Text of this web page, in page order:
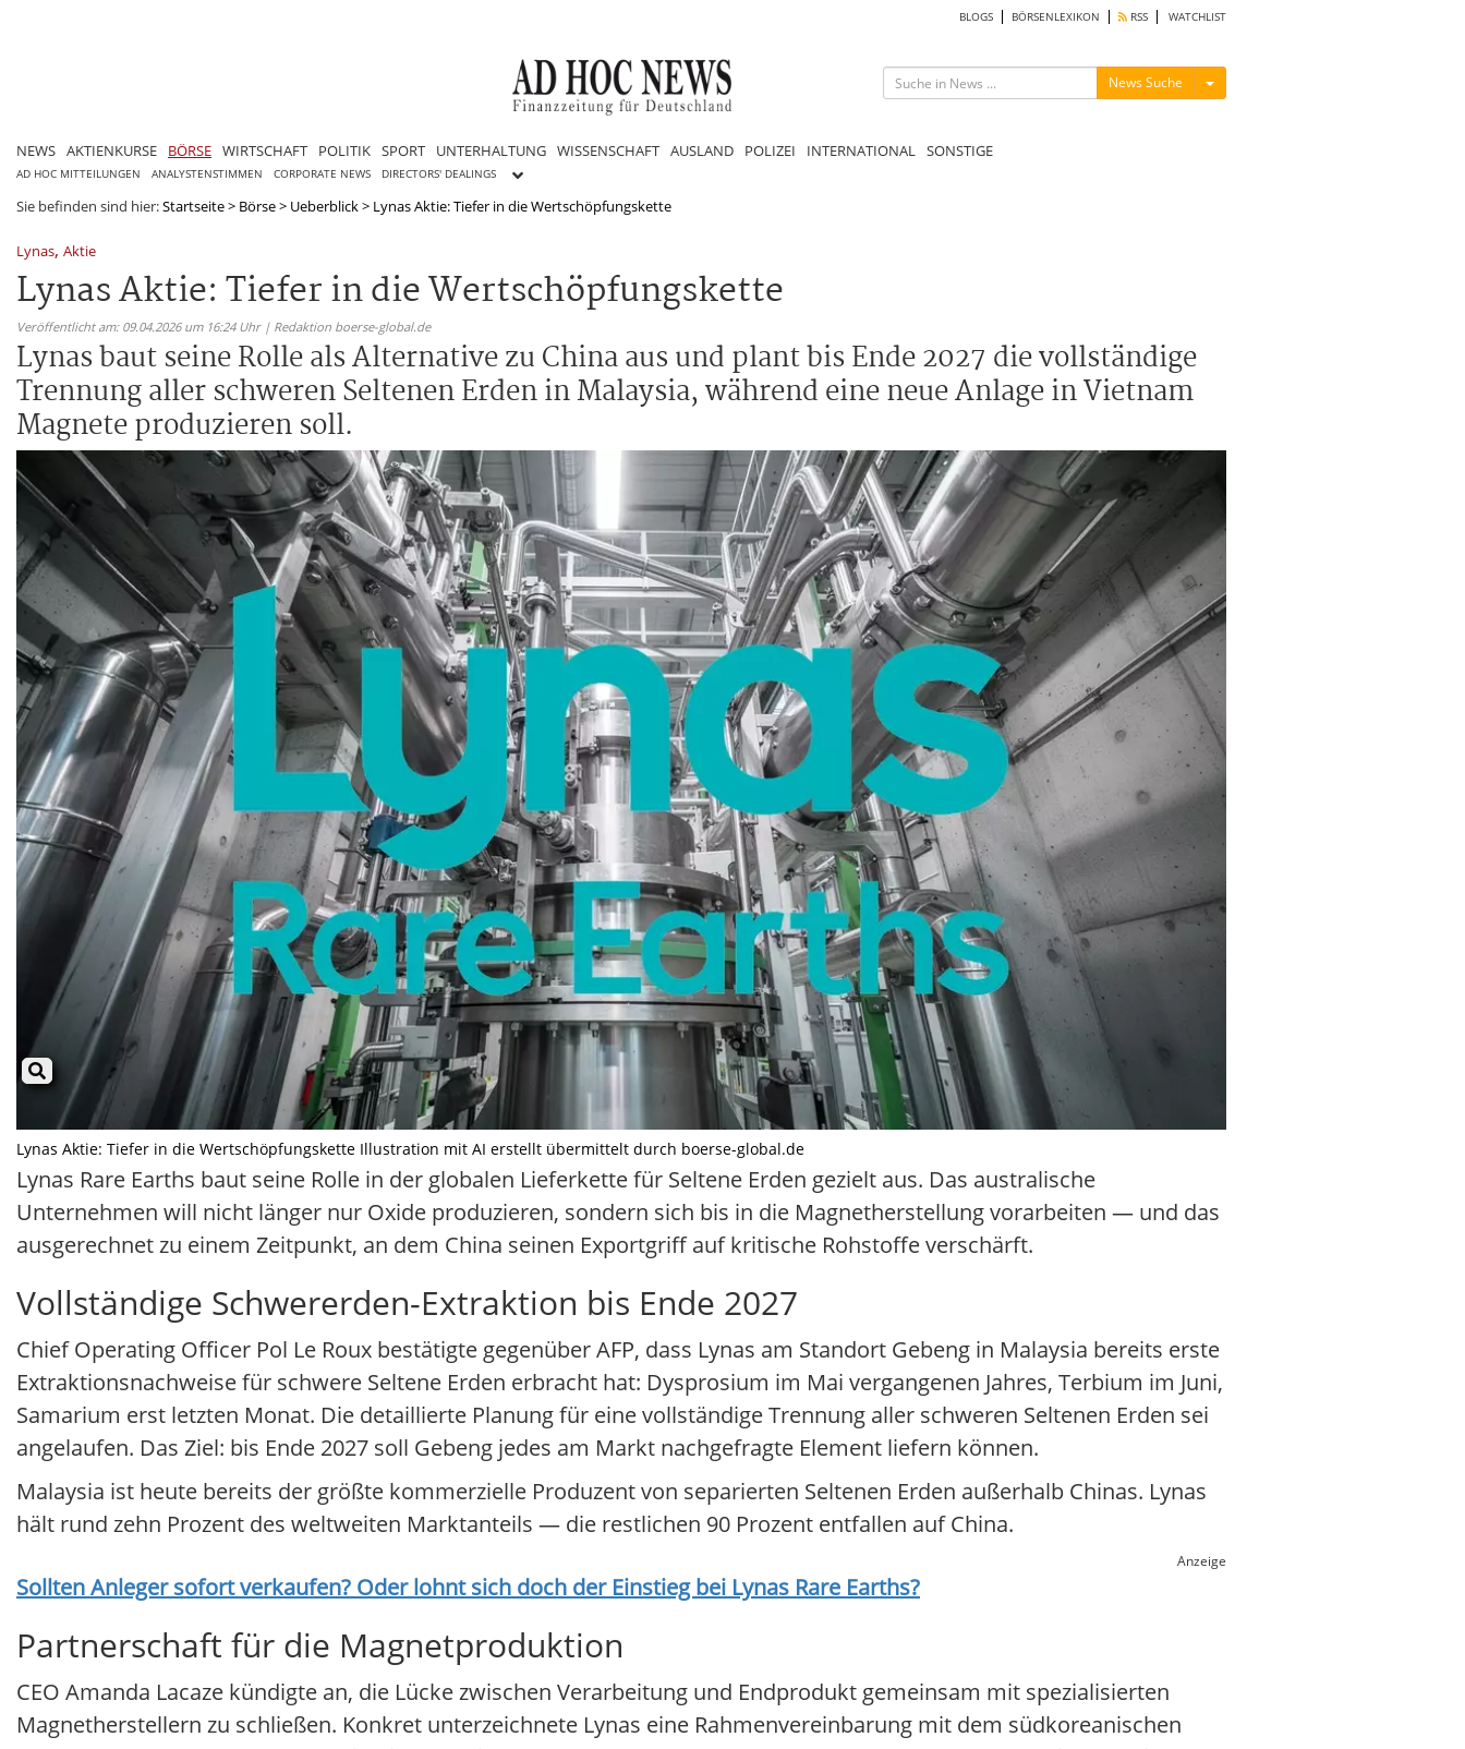
BLOGS BÖRSENLEXIKON RSS WATCHLIST
News Suche Menü ein-/ausblenden
NEWS AKTIENKURSE BÖRSE WIRTSCHAFT POLITIK SPORT UNTERHALTUNG WISSENSCHAFT AUSLAND POLIZEI INTERNATIONAL SONSTIGE
AD HOC MITTEILUNGEN ANALYSTENSTIMMEN CORPORATE NEWS DIRECTORS' DEALINGS
Sie befinden sind hier:Startseite> Börse> Ueberblick> Lynas Aktie: Tiefer in die Wertschöpfungskette
Lynas, Aktie
Lynas Aktie: Tiefer in die Wertschöpfungskette
Veröffentlicht am: 09.04.2026 um 16:24 Uhr | Redaktion boerse-global.de
Lynas baut seine Rolle als Alternative zu China aus und plant bis Ende 2027 die vollständige
Trennung aller schweren Seltenen Erden in Malaysia, während eine neue Anlage in Vietnam
Magnete produzieren soll.
Lynas Aktie: Tiefer in die Wertschöpfungskette Illustration mit AI erstellt übermittelt durch boerse-global.de
Lynas Rare Earths baut seine Rolle in der globalen Lieferkette für Seltene Erden gezielt aus. Das australische
Unternehmen will nicht länger nur Oxide produzieren, sondern sich bis in die Magnetherstellung vorarbeiten — und das
ausgerechnet zu einem Zeitpunkt, an dem China seinen Exportgriff auf kritische Rohstoffe verschärft.
Vollständige Schwererden-Extraktion bis Ende 2027
Chief Operating Officer Pol Le Roux bestätigte gegenüber AFP, dass Lynas am Standort Gebeng in Malaysia bereits erste
Extraktionsnachweise für schwere Seltene Erden erbracht hat: Dysprosium im Mai vergangenen Jahres, Terbium im Juni,
Samarium erst letzten Monat. Die detaillierte Planung für eine vollständige Trennung aller schweren Seltenen Erden sei
angelaufen. Das Ziel: bis Ende 2027 soll Gebeng jedes am Markt nachgefragte Element liefern können.
Malaysia ist heute bereits der größte kommerzielle Produzent von separierten Seltenen Erden außerhalb Chinas. Lynas
hält rund zehn Prozent des weltweiten Marktanteils — die restlichen 90 Prozent entfallen auf China.
Anzeige
Sollten Anleger sofort verkaufen? Oder lohnt sich doch der Einstieg bei Lynas Rare Earths?
Partnerschaft für die Magnetproduktion
CEO Amanda Lacaze kündigte an, die Lücke zwischen Verarbeitung und Endprodukt gemeinsam mit spezialisierten
Magnetherstellern zu schließen. Konkret unterzeichnete Lynas eine Rahmenvereinbarung mit dem südkoreanischen